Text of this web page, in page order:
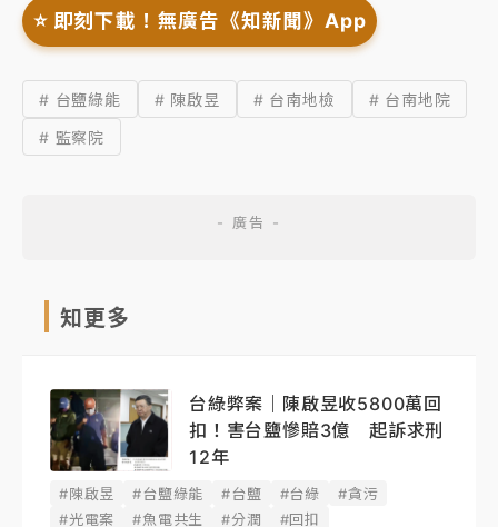
⭐️ 即刻下載！無廣告《知新聞》App
# 台鹽綠能 # 陳啟昱 # 台南地檢
# 台南地院
# 監察院
知更多
台綠弊案｜陳啟昱收5800萬回
扣！害台鹽慘賠3億 起訴求刑
12年
#陳啟昱 #台鹽綠能 #台鹽 #台綠
#貪污
#光電案
#魚電共生 #分潤 #回扣